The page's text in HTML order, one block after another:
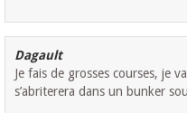
Dagault
Je fais de grosses courses, je
s’abriterera dans un bunker